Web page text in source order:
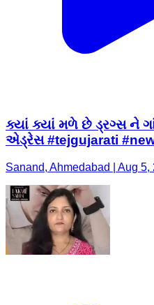
ક્યાં ક્યાં મળે છે ડ્રગ્સ ને
એડ્રેસ #tejgujarati
Sanand, Ahmedabad | Aug 5,